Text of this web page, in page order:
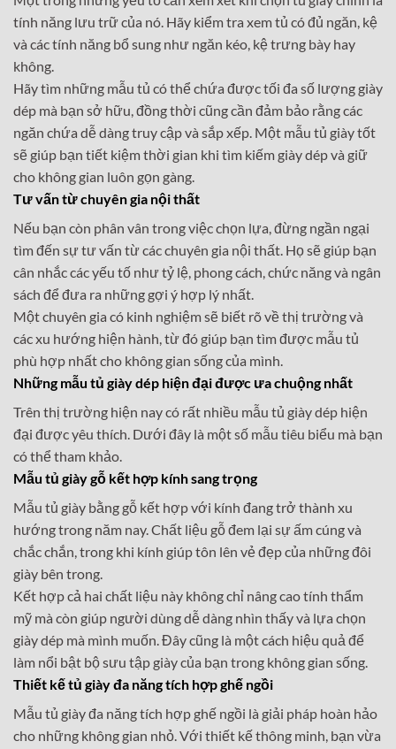
tính năng lưu trữ của nó. Hãy kiểm tra xem tủ có đủ ngăn, kệ
và các tính năng bổ sung như ngăn kéo, kệ trưng bày hay
không.
Hãy tìm những mẫu tủ có thể chứa được tối đa số lượng giày
dép mà bạn sở hữu, đồng thời cũng cần đảm bảo rằng các
ngăn chứa dễ dàng truy cập và sắp xếp. Một mẫu tủ giày tốt
sẽ giúp bạn tiết kiệm thời gian khi tìm kiếm giày dép và giữ
cho không gian luôn gọn gàng.
Tư vấn từ chuyên gia nội thất
Nếu bạn còn phân vân trong việc chọn lựa, đừng ngần ngại
tìm đến sự tư vấn từ các chuyên gia nội thất. Họ sẽ giúp bạn
cân nhắc các yếu tố như tỷ lệ, phong cách, chức năng và ngân
sách để đưa ra những gợi ý hợp lý nhất.
Một chuyên gia có kinh nghiệm sẽ biết rõ về thị trường và
các xu hướng hiện hành, từ đó giúp bạn tìm được mẫu tủ
phù hợp nhất cho không gian sống của mình.
Những mẫu tủ giày dép hiện đại được ưa chuộng nhất
Trên thị trường hiện nay có rất nhiều mẫu tủ giày dép hiện
đại được yêu thích. Dưới đây là một số mẫu tiêu biểu mà bạn
có thể tham khảo.
Mẫu tủ giày gỗ kết hợp kính sang trọng
Mẫu tủ giày bằng gỗ kết hợp với kính đang trở thành xu
hướng trong năm nay. Chất liệu gỗ đem lại sự ấm cúng và
chắc chắn, trong khi kính giúp tôn lên vẻ đẹp của những đôi
giày bên trong.
Kết hợp cả hai chất liệu này không chỉ nâng cao tính thẩm
mỹ mà còn giúp người dùng dễ dàng nhìn thấy và lựa chọn
giày dép mà mình muốn. Đây cũng là một cách hiệu quả để
làm nổi bật bộ sưu tập giày của bạn trong không gian sống.
Thiết kế tủ giày đa năng tích hợp ghế ngồi
Mẫu tủ giày đa năng tích hợp ghế ngồi là giải pháp hoàn hảo
cho những không gian nhỏ. Với thiết kế thông minh, bạn vừa